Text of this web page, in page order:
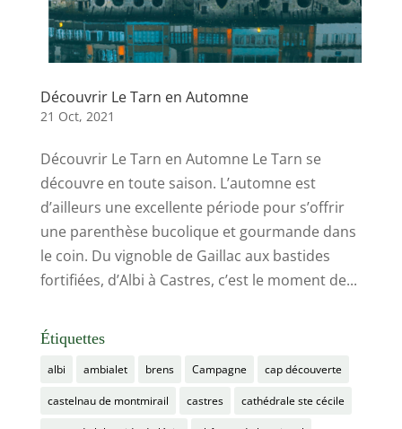
Découvrir Le Tarn en Automne
21 Oct, 2021
Découvrir Le Tarn en Automne Le Tarn se
découvre en toute saison. L’automne est
d’ailleurs une excellente période pour s’offrir
une parenthèse bucolique et gourmande dans
le coin. Du vignoble de Gaillac aux bastides
fortifiées, d’Albi à Castres, c’est le moment de...
Étiquettes
albi ambialet brens Campagne cap découverte
castelnau de montmirail castres cathédrale ste cécile